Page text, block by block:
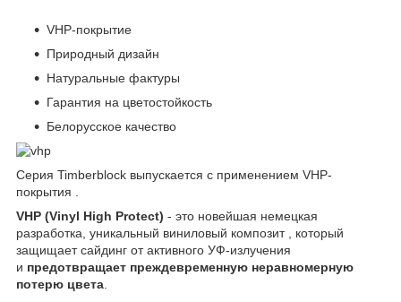
VHP-покрытие
Природный дизайн
Натуральные фактуры
Гарантия на цветостойкость
Белорусское качество
Серия Timberblock выпускается с применением VHP-
покрытия .
VHP (Vinyl High Protect) - это новейшая немецкая
разработка, уникальный виниловый композит , который
защищает сайдинг от активного УФ-излучения
и предотвращает преждевременную неравномерную
потерю цвета